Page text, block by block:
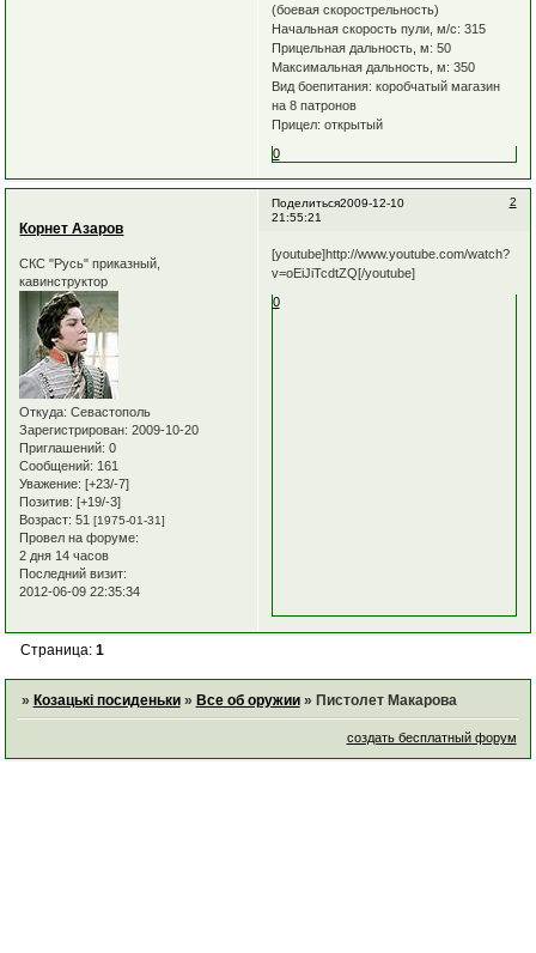
(боевая скорострельность)
Начальная скорость пули, м/с: 315
Прицельная дальность, м: 50
Максимальная дальность, м: 350
Вид боепитания: коробчатый магазин
на 8 патронов
Прицел: открытый
0
Поделиться 2
2009-12-10
21:55:21
Корнет Азаров
СКС "Русь" приказный,
кавинструктор
Откуда: Севастополь
Зарегистрирован: 2009-10-20
Приглашений: 0
Сообщений: 161
Уважение: [+23/-7]
Позитив: [+19/-3]
Возраст: 51[1975-01-31]
Провел на форуме:
2 дня 14 часов
Последний визит:
2012-06-09 22:35:34
[youtube]http://www.youtube.com/watch?
v=oEiJiTcdtZQ[/youtube]
0
Страница: 1
» Козацькі посиденьки » Все об оружии » Пистолет Макарова
создать бесплатный форум